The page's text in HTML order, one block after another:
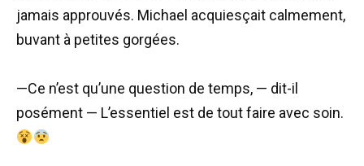
jamais approuvés. Michael acquiesçait calmement,
buvant à petites gorgées.
—Ce n’est qu’une question de temps, — dit-il
posément — L’essentiel est de tout faire avec soin.